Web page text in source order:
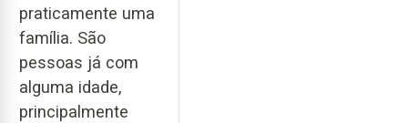
praticamente uma
família. São
pessoas já com
alguma idade,
principalmente